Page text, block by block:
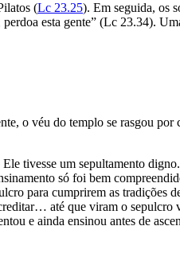
(Lc 23.25). Em seguida, os
esta gente” (Lc 23.34).
o véu do templo se rasgou
tivesse um sepultamento
só foi bem
para cumprirem as tradições
até que viram o
e ainda ensinou antes de